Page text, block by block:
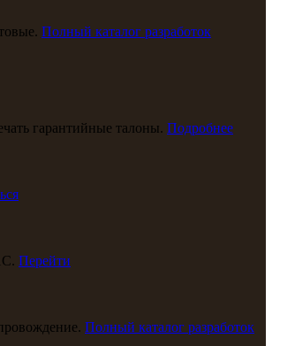
Полный каталог разработок
гарантийные талоны. Подробнее
Перейти
Полный каталог разработок